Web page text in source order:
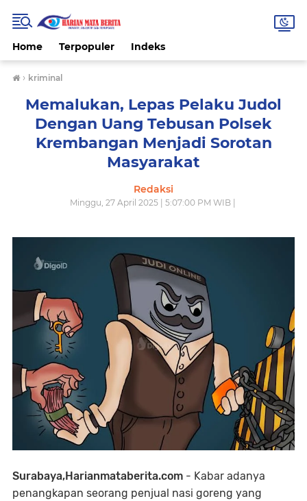
Home Terpopuler Indeks
› kriminal
Memalukan, Lepas Pelaku Judol
Dengan Uang Tebusan Polsek
Krembangan Menjadi Sorotan
Masyarakat
Redaksi
Minggu, 27 April 2025 | 5:07:00 PM WIB |
Surabaya,Harianmataberita.com - Kabar adanya
penangkapan seorang penjual nasi goreng yang